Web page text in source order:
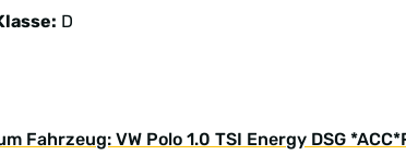
D
Fahrzeug: VW Polo 1.0 TSI Energy DSG